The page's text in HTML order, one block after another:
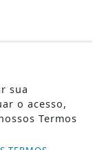
sua
o acesso,
Termos